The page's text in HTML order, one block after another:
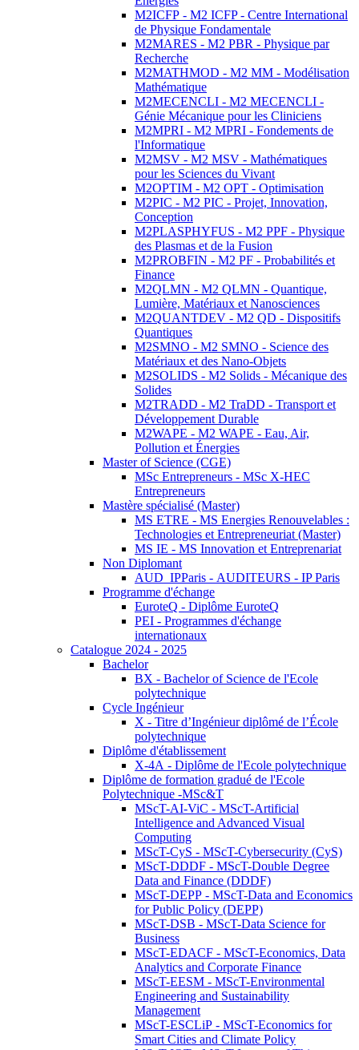
M2ICFP - M2 ICFP - Centre International
de Physique Fondamentale
M2MARES - M2 PBR - Physique par
Recherche
M2MATHMOD - M2 MM - Modélisation
Mathématique
M2MECENCLI - M2 MECENCLI -
Génie Mécanique pour les Cliniciens
M2MPRI - M2 MPRI - Fondements de
l'Informatique
M2MSV - M2 MSV - Mathématiques
pour les Sciences du Vivant
M2OPTIM - M2 OPT - Optimisation
M2PIC - M2 PIC - Projet, Innovation,
Conception
M2PLASPHYFUS - M2 PPF - Physique
des Plasmas et de la Fusion
M2PROBFIN - M2 PF - Probabilités et
Finance
M2QLMN - M2 QLMN - Quantique,
Lumière, Matériaux et Nanosciences
M2QUANTDEV - M2 QD - Dispositifs
Quantiques
M2SMNO - M2 SMNO - Science des
Matériaux et des Nano-Objets
M2SOLIDS - M2 Solids - Mécanique des
Solides
M2TRADD - M2 TraDD - Transport et
Développement Durable
M2WAPE - M2 WAPE - Eau, Air,
Pollution et Énergies
Master of Science (CGE)
MSc Entrepreneurs - MSc X-HEC
Entrepreneurs
Mastère spécialisé (Master)
MS ETRE - MS Energies Renouvelables :
Technologies et Entrepreneuriat (Master)
MS IE - MS Innovation et Entreprenariat
Non Diplomant
AUD_IPParis - AUDITEURS - IP Paris
Programme d'échange
EuroteQ - Diplôme EuroteQ
PEI - Programmes d'échange
internationaux
Catalogue 2024 - 2025
Bachelor
BX - Bachelor of Science de l'Ecole
polytechnique
Cycle Ingénieur
X - Titre d’Ingénieur diplômé de l’École
polytechnique
Diplôme d'établissement
X-4A - Diplôme de l'Ecole polytechnique
Diplôme de formation gradué de l'Ecole
Polytechnique -MSc&T
MScT-AI-ViC - MScT-Artificial
Intelligence and Advanced Visual
Computing
MScT-CyS - MScT-Cybersecurity (CyS)
MScT-DDDF - MScT-Double Degree
Data and Finance (DDDF)
MScT-DEPP - MScT-Data and Economics
for Public Policy (DEPP)
MScT-DSB - MScT-Data Science for
Business
MScT-EDACF - MScT-Economics, Data
Analytics and Corporate Finance
MScT-EESM - MScT-Environmental
Engineering and Sustainability
Management
MScT-ESCLiP - MScT-Economics for
Smart Cities and Climate Policy